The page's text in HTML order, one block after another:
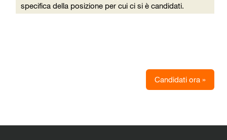
specifica della posizione per cui ci si è candidati.
Candidati ora »